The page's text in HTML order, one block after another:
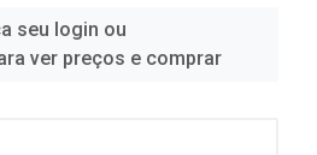
seu login ou
ver preços e comprar